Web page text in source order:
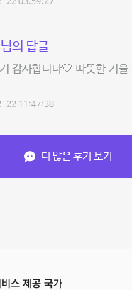
22 03:59:27
의 답글
감사합니다🤍 따뜻한 겨
22 11:47:38
더 많은 후기 보기
스 제공 국가